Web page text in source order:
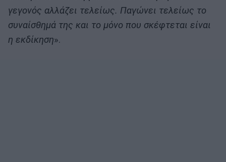
γεγονός αλλάζει τελείως. Παγώνει τελείως το
συναίσθημά της και το μόνο που σκέφτεται είναι
η εκδίκηση».